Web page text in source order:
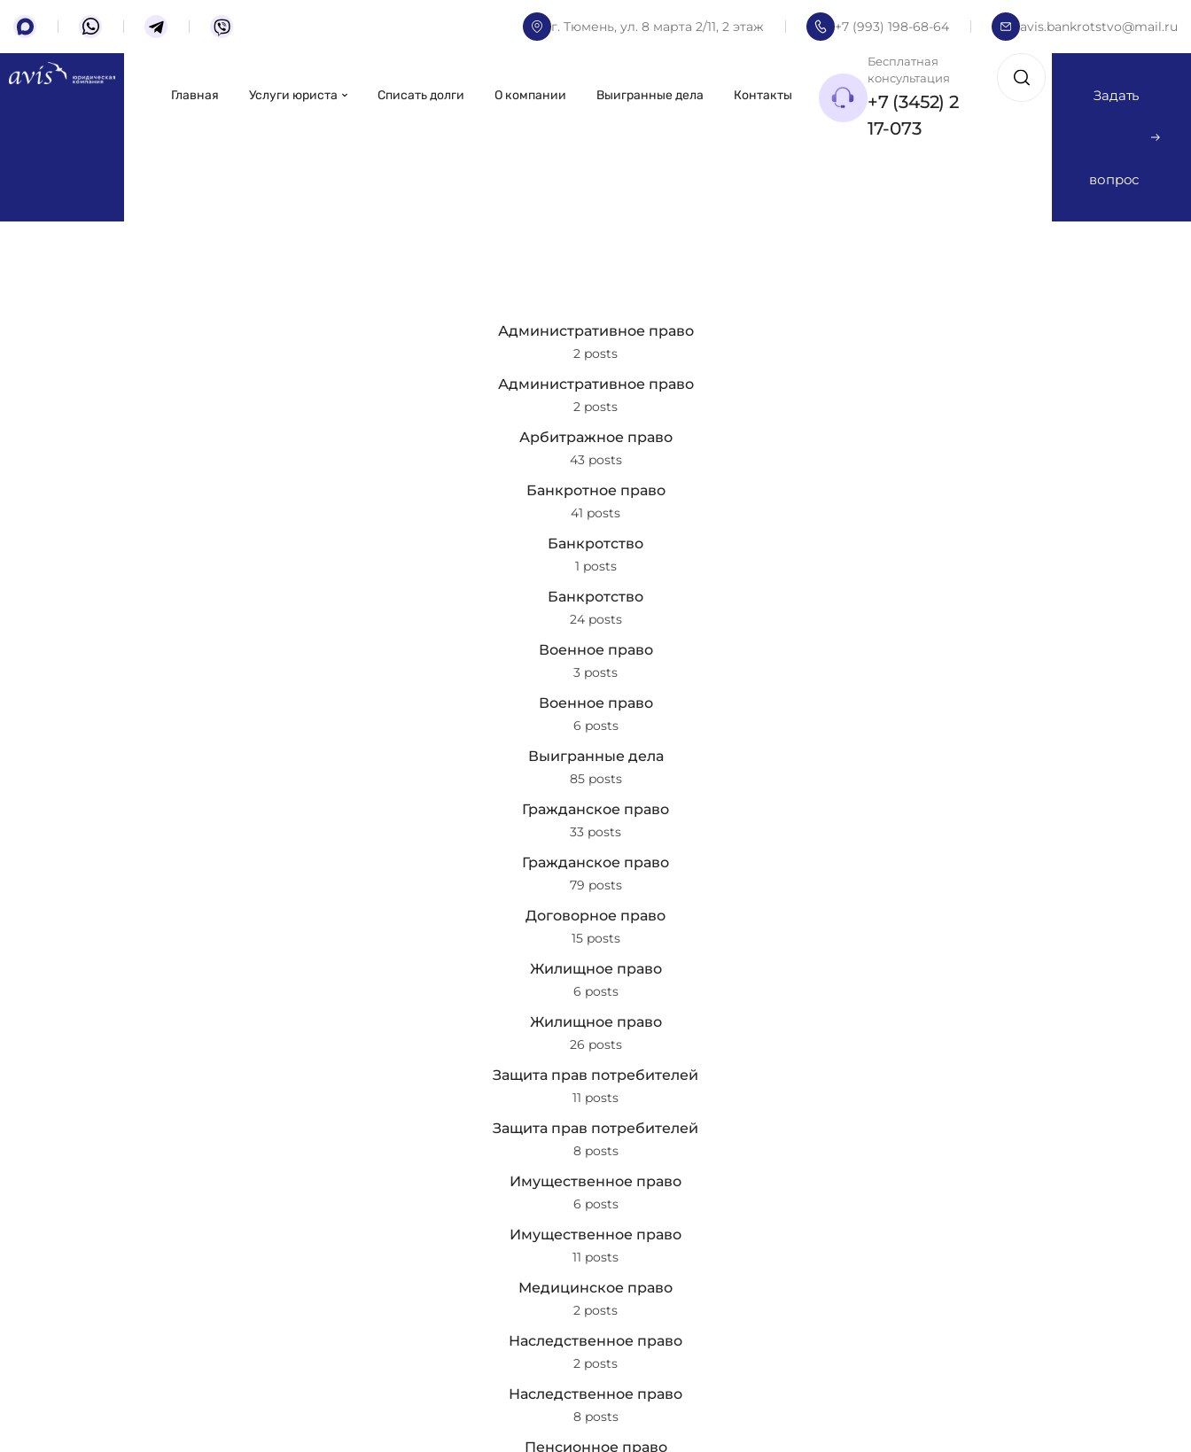
г. Тюмень, ул. 8 марта 2/11, 2 этаж +7 (993) 198-68-64 avis.bankrotstvo@mail.ru
Главная Услуги юриста Списать долги О компании Выигранные дела Контакты
Бесплатная
консультация
+7 (3452) 2
17-073
Задать
вопрос
Административное право
2 posts
Административное право
2 posts
Арбитражное право
43 posts
Банкротное право
41 posts
Банкротство
1 posts
Банкротство
24 posts
Военное право
3 posts
Военное право
6 posts
Выигранные дела
85 posts
Гражданское право
33 posts
Гражданское право
79 posts
Договорное право
15 posts
Жилищное право
6 posts
Жилищное право
26 posts
Защита прав потребителей
11 posts
Защита прав потребителей
8 posts
Имущественное право
6 posts
Имущественное право
11 posts
Медицинское право
2 posts
Наследственное право
2 posts
Наследственное право
8 posts
Пенсионное право